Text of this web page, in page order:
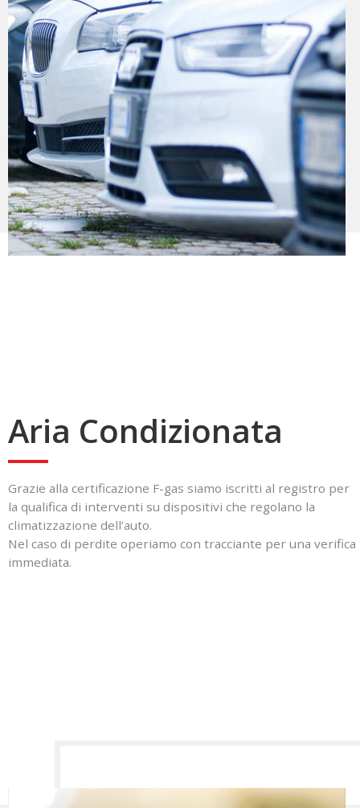
Aria Condizionata
Grazie alla certificazione F-gas siamo iscritti al registro per
la qualifica di interventi su dispositivi che regolano la
climatizzazione dell’auto.
Nel caso di perdite operiamo con tracciante per una verifica
immediata.